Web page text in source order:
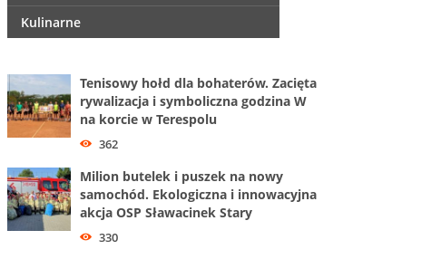
Kulinarne
Tenisowy hołd dla bohaterów. Zacięta
rywalizacja i symboliczna godzina W
na korcie w Terespolu
362
Milion butelek i puszek na nowy
samochód. Ekologiczna i innowacyjna
akcja OSP Sławacinek Stary
330